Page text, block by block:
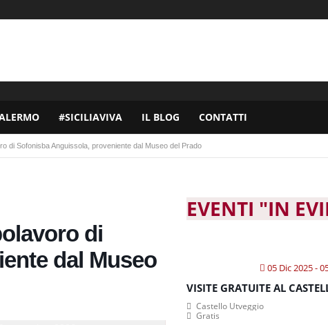
#SICILIAVIVA IL BLOG CONTATTI
di Sofonisba Anguissola, proveniente dal Museo del Prado
di
dal Museo
EVENTI "IN
05 Dic 2025-
VISITE GRATUITE AL
Castello Utveggio
Gratis